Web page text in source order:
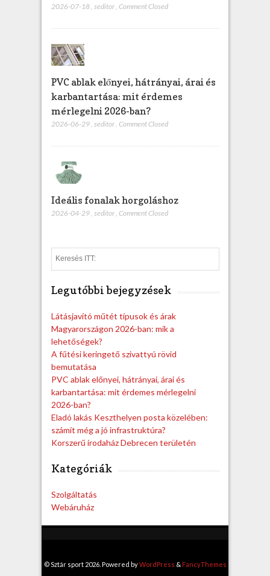
2026-07-18 seditor Comment Closed
PVC ablak előnyei, hátrányai, árai és
karbantartása: mit érdemes
mérlegelni 2026-ban?
2026-06-29, seditor, Comment Closed
Ideális fonalak horgoláshoz
2026-04-29 seditor Comment Closed
e
Legutóbbi bejegyzések
Látásjavító műtét típusok és árak
Magyarországon 2026-ban: mik a
lehetőségek?
A fűtési keringető szivattyú rövid
bemutatása
PVC ablak előnyei, hátrányai, árai és
karbantartása: mit érdemes mérlegelni
2026-ban?
Eladó lakás Keszthelyen posta közelében:
számít még a jó infrastruktúra?
Korszerű irodaház Debrecen területén
Kategóriák
Szolgáltatás
Webáruház
© Sztár sport 2026. Powered byWordPress & FancyThemes